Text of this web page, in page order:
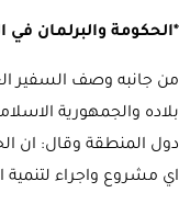
*الحكومة والبرلمان في
من جانبه وصف السفير
بلاده والجمهورية
دول المنطقة وقال: ان
اي مشروع واجراء لتنمية